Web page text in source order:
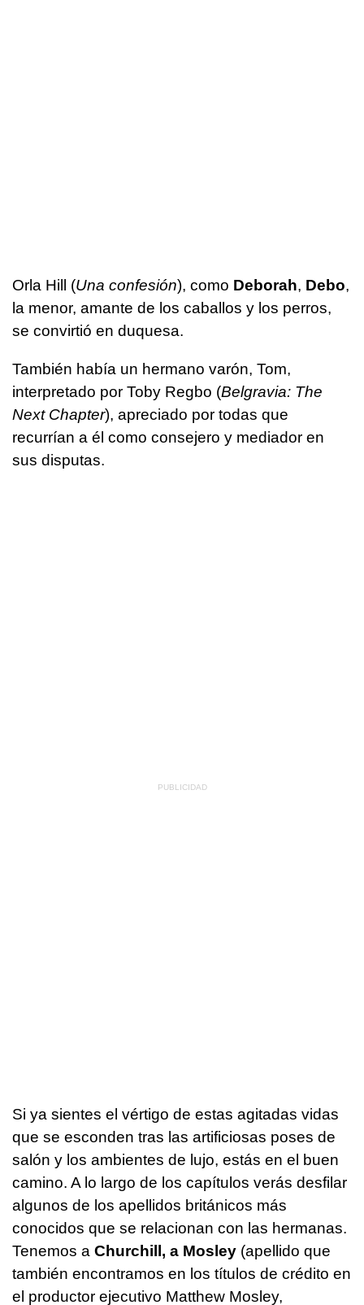
Orla Hill (Una confesión), como Deborah, Debo,
la menor, amante de los caballos y los perros,
se convirtió en duquesa.
También había un hermano varón, Tom,
interpretado por Toby Regbo (Belgravia: The
Next Chapter), apreciado por todas que
recurrían a él como consejero y mediador en
sus disputas.
Si ya sientes el vértigo de estas agitadas vidas
que se esconden tras las artificiosas poses de
salón y los ambientes de lujo, estás en el buen
camino. A lo largo de los capítulos verás desfilar
algunos de los apellidos británicos más
conocidos que se relacionan con las hermanas.
Tenemos a Churchill, a Mosley (apellido que
también encontramos en los títulos de crédito en
el productor ejecutivo Matthew Mosley,